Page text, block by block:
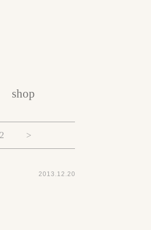
shop
>
2013.12.20